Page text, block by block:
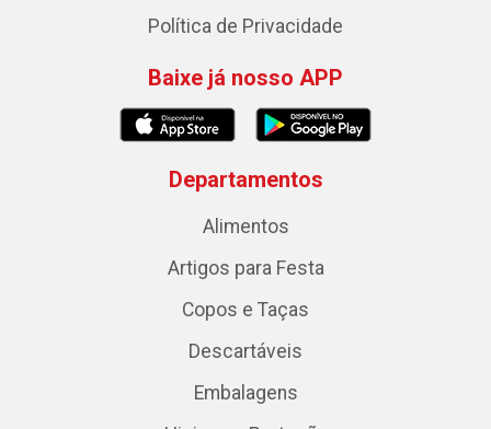
Política de Privacidade
Baixe já nosso APP
Departamentos
Alimentos
Artigos para Festa
Copos e Taças
Descartáveis
Embalagens